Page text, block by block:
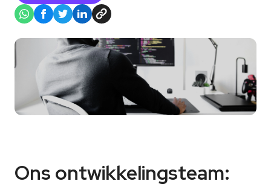
Ons ontwikkelingsteam: